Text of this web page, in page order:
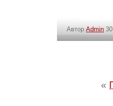
Автор Admin
«